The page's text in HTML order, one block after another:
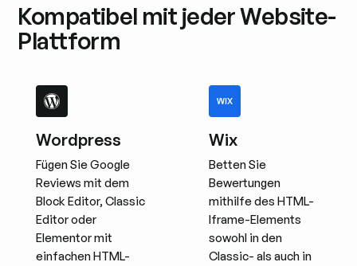
Kompatibel mit jeder Website-
Plattform
Wordpress
Fügen Sie Google
Reviews mit dem
Block Editor, Classic
Editor oder
Elementor mit
einfachen HTML-
Wix
Betten Sie
Bewertungen
mithilfe des HTML-
Iframe-Elements
sowohl in den
Classic- als auch in